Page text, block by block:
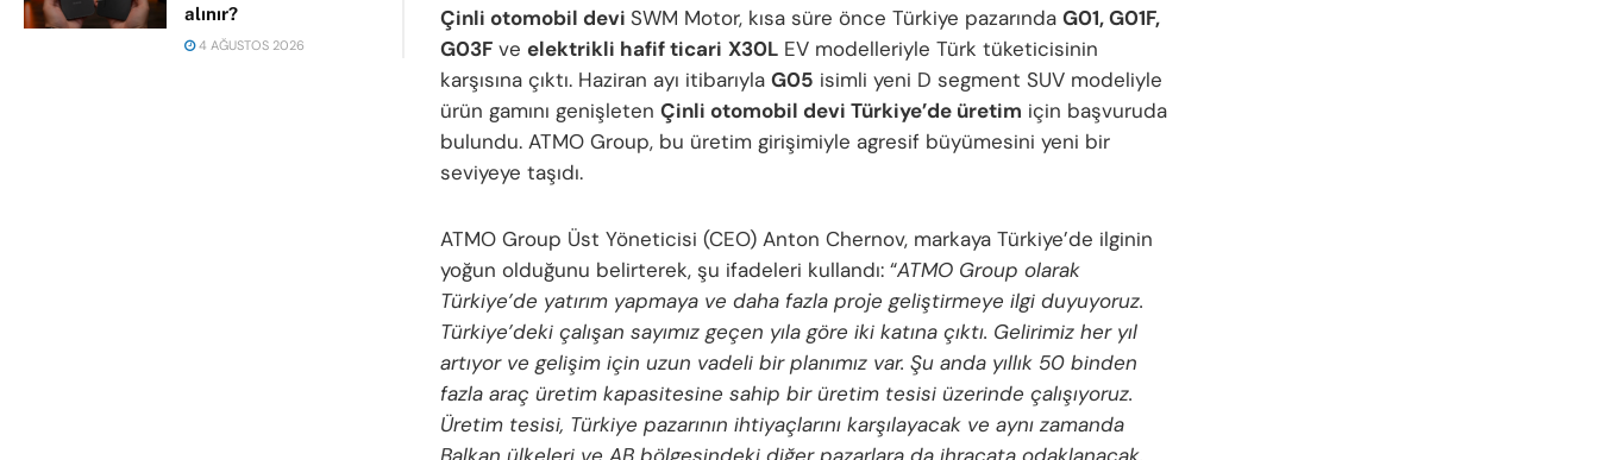
alınır?
4 AĞUSTOS 2026
Çinli otomobil devi SWM Motor, kısa süre önce Türkiye pazarında G01, G01F,
G03F ve elektrikli hafif ticari X30L EV modelleriyle Türk tüketicisinin
karşısına çıktı. Haziran ayı itibarıyla G05 isimli yeni D segment SUV modeliyle
ürün gamını genişleten Çinli otomobil devi Türkiye’de üretim için başvuruda
bulundu. ATMO Group, bu üretim girişimiyle agresif büyümesini yeni bir
seviyeye taşıdı.
ATMO Group Üst Yöneticisi (CEO) Anton Chernov, markaya Türkiye’de ilginin
yoğun olduğunu belirterek, şu ifadeleri kullandı: “ATMO Group olarak
Türkiye’de yatırım yapmaya ve daha fazla proje geliştirmeye ilgi duyuyoruz.
Türkiye’deki çalışan sayımız geçen yıla göre iki katına çıktı. Gelirimiz her yıl
artıyor ve gelişim için uzun vadeli bir planımız var. Şu anda yıllık 50 binden
fazla araç üretim kapasitesine sahip bir üretim tesisi üzerinde çalışıyoruz.
Üretim tesisi, Türkiye pazarının ihtiyaçlarını karşılayacak ve aynı zamanda
Balkan ülkeleri ve AB bölgesindeki diğer pazarlara da ihracata odaklanacak.